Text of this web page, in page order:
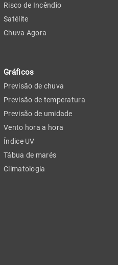
Risco de Incêndio
Satélite
Chuva Agora
Gráficos
Previsão de chuva
Previsão de temperatura
Previsão de umidade
Vento hora a hora
Índice UV
Tábua de marés
Climatologia